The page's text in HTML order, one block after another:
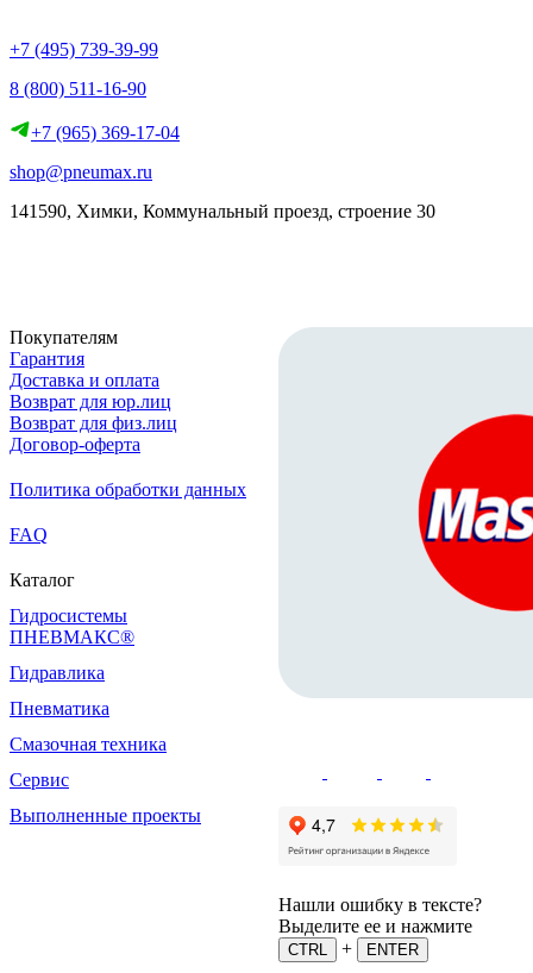
+7 (495) 739-39-99
8 (800) 511-16-90
+7 (965) 369-17-04
shop@pneumax.ru
141590, Химки, Коммунальный проезд, строение 30
Покупателям
Гарантия
Доставка и оплата
Возврат для юр.лиц
Возврат для физ.лиц
Договор-оферта
Политика обработки данных
FAQ
Каталог
Гидросистемы
ПНЕВМАКС®
Гидравлика
Пневматика
Смазочная техника
Сервис
Выполненные проекты
Нашли ошибку в тексте?
Выделите ее и нажмите
CTRL +
ENTER